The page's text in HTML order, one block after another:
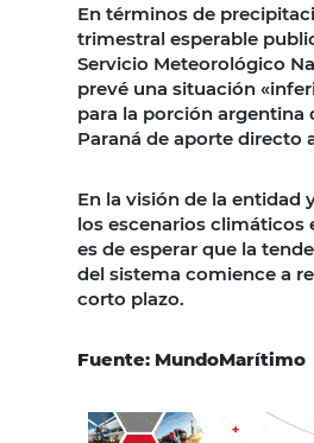
En términos de
trimestral esperable
Servicio Meteorológico
prevé una situación
para la porción argentina
Paraná de aporte directo
En la visión de la entidad
los escenarios climáticos
es de esperar que la
del sistema comience a
corto plazo.
Fuente: MundoMarítimo